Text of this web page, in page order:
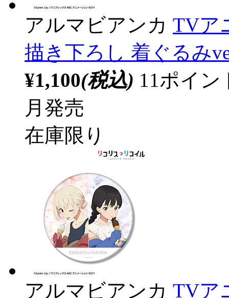
アルマビアンカ TVア
描き下ろし 着ぐるみ
¥1,100(税込) 11ポイ
月発売
在庫限り
アルマビアンカ TVア